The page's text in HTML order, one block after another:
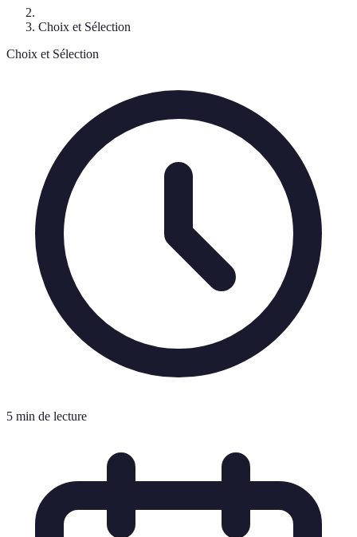
Choix et Sélection
Choix et Sélection
5 min de lecture